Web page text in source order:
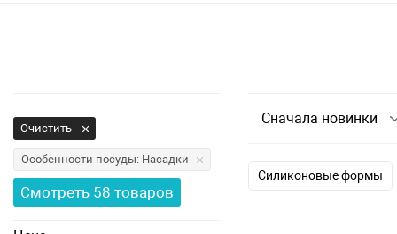
Очистить
Особенности посуды: Насадки
Смотреть 58 товаров
Сначала новинки
Силиконовые формы